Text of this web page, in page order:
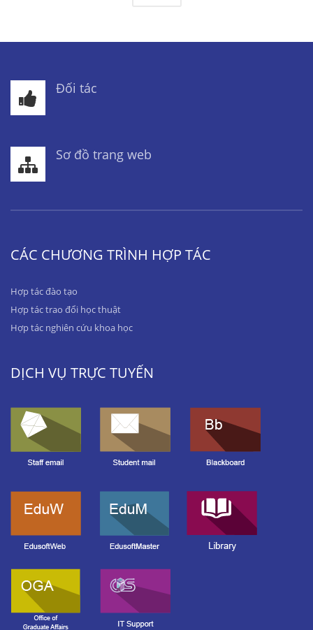
Đối tác
Sơ đồ trang web
CÁC CHƯƠNG TRÌNH HỢP TÁC
Hợp tác đào tạo
Hợp tác trao đổi học thuật
Hợp tác nghiên cứu khoa học
DỊCH VỤ TRỰC TUYẾN